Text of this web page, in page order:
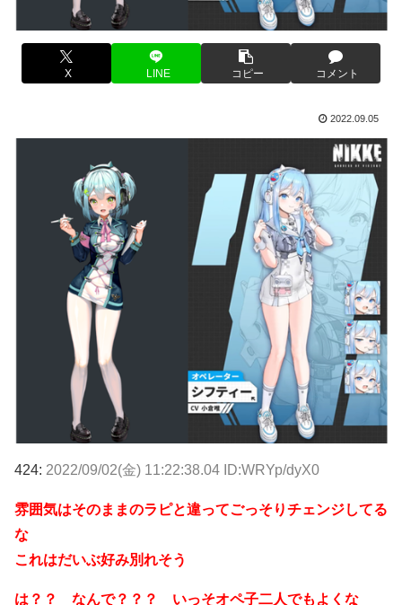
X LINE コピー コメント
2022.09.05
424: 2022/09/02(金) 11:22:38.04 ID:WRYp/dyX0
雰囲気はそのままのラピと違ってごっそりチェンジしてる
な
これはだいぶ好み別れそう
は？？ なんで？？？ いっそオペ子二人でもよくな